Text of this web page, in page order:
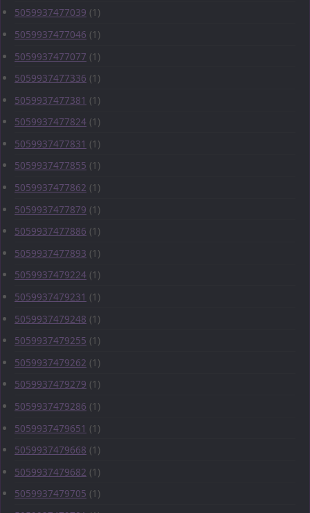
5059937477039 (1)
5059937477046 (1)
5059937477077 (1)
5059937477336 (1)
5059937477381 (1)
5059937477824 (1)
5059937477831 (1)
5059937477855 (1)
5059937477862 (1)
5059937477879 (1)
5059937477886 (1)
5059937477893 (1)
5059937479224 (1)
5059937479231 (1)
5059937479248 (1)
5059937479255 (1)
5059937479262 (1)
5059937479279 (1)
5059937479286 (1)
5059937479651 (1)
5059937479668 (1)
5059937479682 (1)
5059937479705 (1)